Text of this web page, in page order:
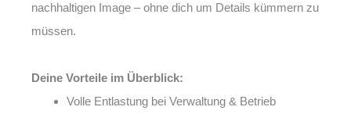
nachhaltigen Image – ohne dich um Details kümmern zu
müssen.
Deine Vorteile im Überblick:
Volle Entlastung bei Verwaltung & Betrieb